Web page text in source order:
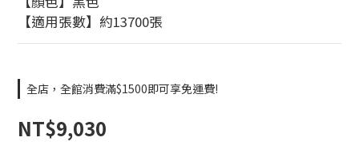
【適用張數】約13700張
全店，全館消費滿$1500即可享免運費!
NT$9,030